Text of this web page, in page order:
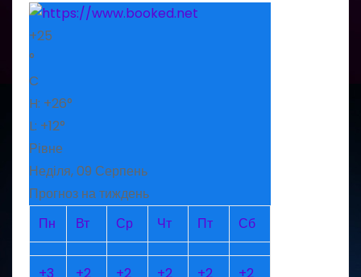
+25
°
C
H: +26°
L: +12°
Рівне
Неділя, 09 Серпень
Прогноз на тиждень
Пн
Вт Ср Чт Пт Сб